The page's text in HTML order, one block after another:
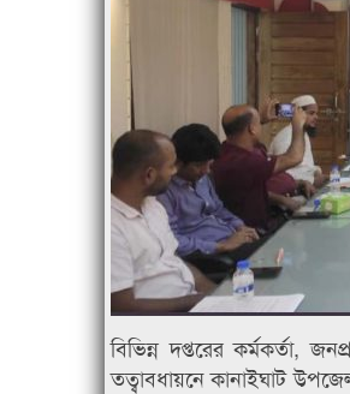
বিভিন্ন দপ্তরের কর্মকর্তা,
তত্বাবধায়নে কানাইঘাট